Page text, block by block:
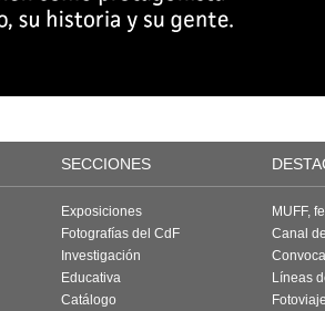
SECCIONES
Exposiciones
Fotografías del CdF
Investigación
Educativa
Catálogo
MUFF,
Canal
Líneas